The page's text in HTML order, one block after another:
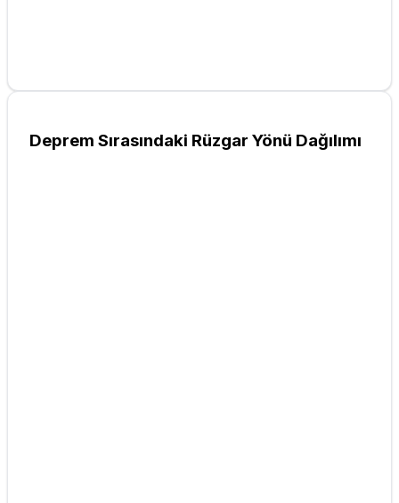
Deprem Sırasındaki Rüzgar Yönü Dağılımı